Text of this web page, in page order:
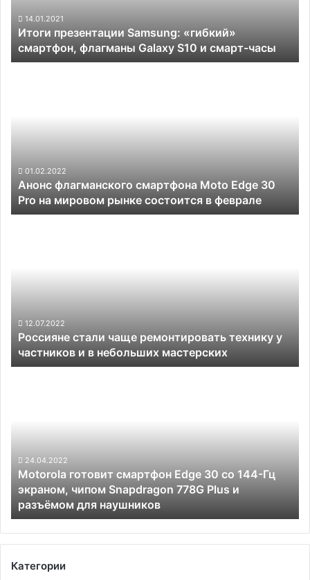
S10
смарт-
часы
14.01.2021
Итоги презентации Samsung: «гибкий»
смартфон, флагманы Galaxy S10 и смарт-часы
на
мировом
рынке
состоится
01.02.2022
Анонс флагманского смартфона Moto Edge 30
Pro на мировом рынке состоится в феврале
небольших
мастерских
12.07.2022
Россияне стали чаще ремонтировать технику у
частников и в небольших мастерских
144-
экраном,
чипом
Snapdragon
778G
Plus
и
24.04.2022
Motorola готовит смартфон Edge 30 со 144-Гц
экраном, чипом Snapdragon 778G Plus и
разъёмом для наушников
Категории